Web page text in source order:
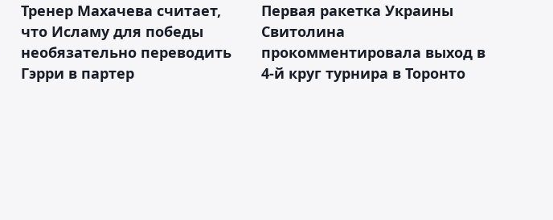
Тренер Махачева считает,
что Исламу для победы
необязательно переводить
Гэрри в партер
Первая ракетка Украины
Свитолина
прокомментировала выход в
4-й круг турнира в Торонто